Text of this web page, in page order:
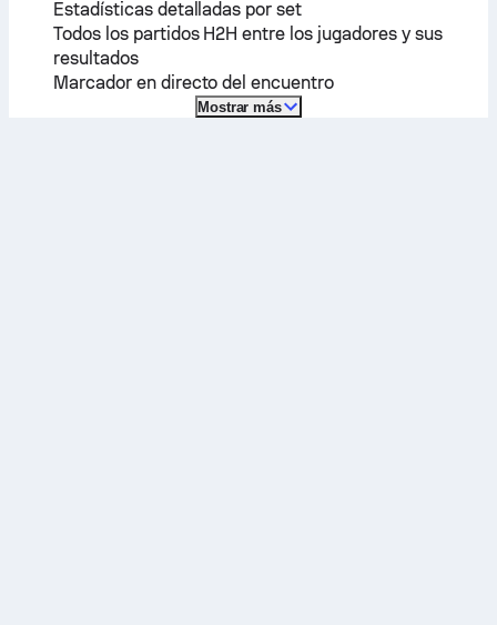
Estadísticas detalladas por set
Todos los partidos H2H entre los jugadores y sus
resultados
Marcador en directo del encuentro
Mostrar más